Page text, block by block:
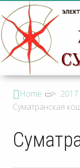
Home > 2017
Суматранская